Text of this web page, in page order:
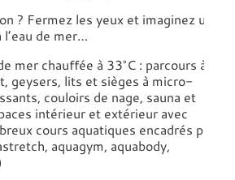
? Fermez les yeux et imaginez un
l’eau de mer…
mer chauffée à 33°C : parcours à
geysers, lits et sièges à micro-
couloirs de nage, sauna et
intérieur et extérieur avec
cours aquatiques encadrés par
aquagym, aquabody,